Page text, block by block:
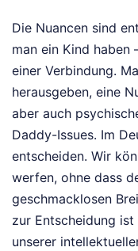
Die Nuancen sind
man ein Kind haben
einer Verbindung.
herausgeben, eine
aber auch
Daddy-Issues. Im
entscheiden. Wir
werfen, ohne dass
geschmacklosen
zur Entscheidung
unserer